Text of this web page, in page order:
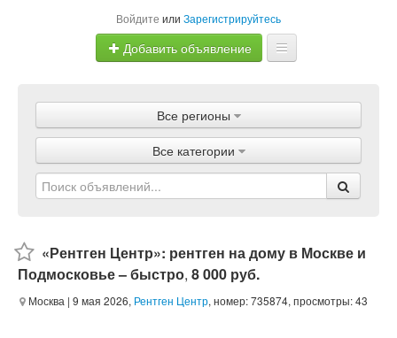
Войдите или Зарегистрируйтесь
Добавить объявление
Объявления
Магазины
Услуги
Все регионы
Все категории
«Рентген Центр»: рентген на дому в Москве и
Подмосковье – быстро, 8 000 руб.
Москва | 9 мая 2026, Рентген Центр, номер: 735874, просмотры: 43